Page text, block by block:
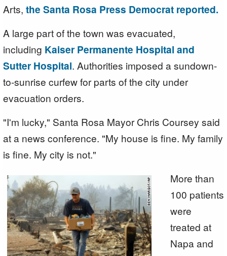
Arts, the Santa Rosa Press Democrat reported.
A large part of the town was evacuated,
including Kaiser Permanente Hospital and
Sutter Hospital. Authorities imposed a sundown-
to-sunrise curfew for parts of the city under
evacuation orders.
"I'm lucky," Santa Rosa Mayor Chris Coursey said
at a news conference. "My house is fine. My family
is fine. My city is not."
More than
100 patients
were
treated at
Napa and